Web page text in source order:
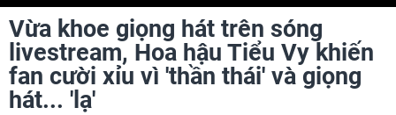
Vừa khoe giọng hát trên sóng
livestream, Hoa hậu Tiểu Vy khiến
fan cười xỉu vì 'thần thái' và giọng
hát... 'lạ'